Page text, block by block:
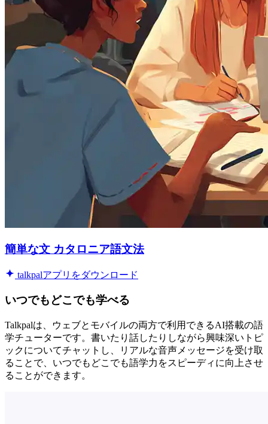
簡単な文 カタロニア語文法
talkpalアプリをダウンロード
いつでもどこでも学べる
Talkpalは、ウェブとモバイルの両方で利用できるAI搭載の語
学チューターです。書いたり話したりしながら興味深いトピ
ックについてチャットし、リアルな音声メッセージを受け取
ることで、いつでもどこでも語学力をスピーディに向上させ
ることができます。